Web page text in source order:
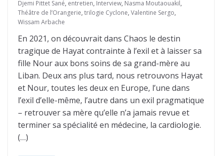
Djemi Pittet Sané, entretien, Interview, Nasma Moutaouakil,
Théâtre de l’Orangerie, trilogie Cyclone, Valentine Sergo,
Wissam Arbache
En 2021, on découvrait dans Chaos le destin
tragique de Hayat contrainte à l’exil et à laisser sa
fille Nour aux bons soins de sa grand-mère au
Liban. Deux ans plus tard, nous retrouvons Hayat
et Nour, toutes les deux en Europe, l’une dans
l’exil d’elle-même, l’autre dans un exil pragmatique
– retrouver sa mère qu’elle n’a jamais revue et
terminer sa spécialité en médecine, la cardiologie.
(…)